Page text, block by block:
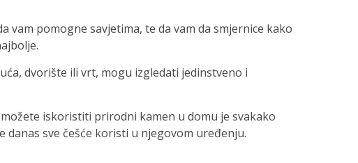
vam pomogne savjetima, te da vam da smjernice kako
dvorište ili vrt, mogu izgledati jedinstveno i
iskoristiti prirodni kamen u domu je svakako
danas sve češće koristi u njegovom uređenju.